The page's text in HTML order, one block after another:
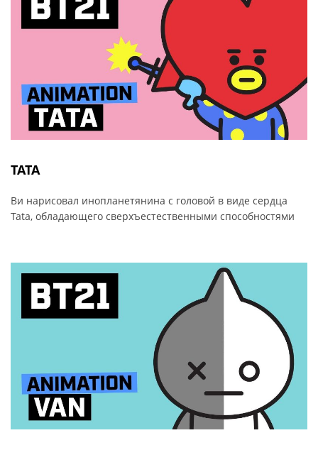
TATA
Ви нарисовал инопланетянина с головой в виде сердца
Tata, обладающего сверхъестественными способностями